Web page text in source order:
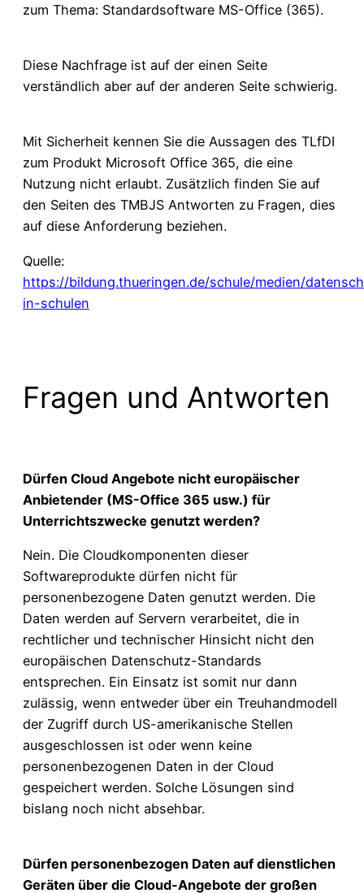
zum Thema: Standardsoftware MS-Office (365).
Diese Nachfrage ist auf der einen Seite
verständlich aber auf der anderen Seite schwierig.
Mit Sicherheit kennen Sie die Aussagen des TLfDI
zum Produkt Microsoft Office 365, die eine
Nutzung nicht erlaubt. Zusätzlich finden Sie auf
den Seiten des TMBJS Antworten zu Fragen, dies
auf diese Anforderung beziehen.
Quelle:
https://bildung.thueringen.de/schule/medien/
in-schulen
Fragen und Antworten
Dürfen Cloud Angebote nicht europäischer
Anbietender (MS-Office 365 usw.) für
Unterrichtszwecke genutzt werden?
Nein. Die Cloudkomponenten dieser
Softwareprodukte dürfen nicht für
personenbezogene Daten genutzt werden. Die
Daten werden auf Servern verarbeitet, die in
rechtlicher und technischer Hinsicht nicht den
europäischen Datenschutz-Standards
entsprechen. Ein Einsatz ist somit nur dann
zulässig, wenn entweder über ein Treuhandmodell
der Zugriff durch US-amerikanische Stellen
ausgeschlossen ist oder wenn keine
personenbezogenen Daten in der Cloud
gespeichert werden. Solche Lösungen sind
bislang noch nicht absehbar.
Dürfen personenbezogen Daten auf dienstlichen
Geräten über die Cloud-Angebote der großen